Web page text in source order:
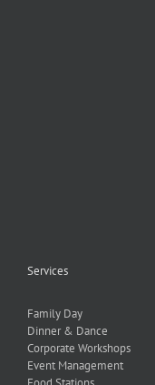
Services
Family Day
Dinner & Dance
Corporate Workshops
Event Management